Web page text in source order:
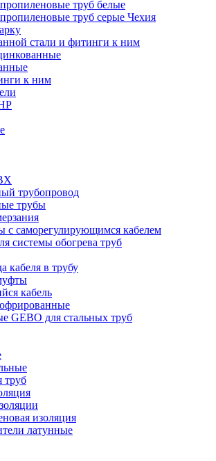
труб белые
труб серые Чехия
стали и фитинги к ним
к ним
трубопровод
трубы
с саморегулирующимся кабелем
системы обогрева труб
кабеля в трубу
кабель
GEBO для стальных труб
труб
изоляция
латунные